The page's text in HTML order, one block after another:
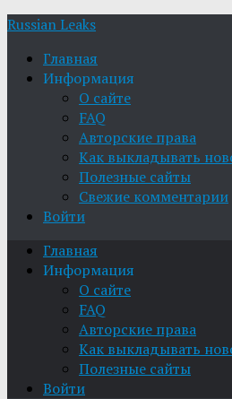
Russian Leaks
Главная
Информация
О сайте
FAQ
Авторские права
Как выкладывать
Полезные сайты
Свежие комментарии
Войти
Главная
Информация
О сайте
FAQ
Авторские права
Как выкладывать
Полезные сайты
Войти